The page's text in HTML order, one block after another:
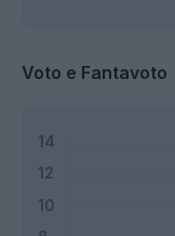
Voto e Fantavoto